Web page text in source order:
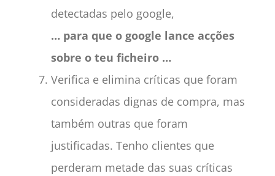
detectadas pelo google,
… para que o google lance acções
sobre o teu ficheiro …
Verifica e elimina críticas que foram
consideradas dignas de compra, mas
também outras que foram
justificadas. Tenho clientes que
perderam metade das suas críticas